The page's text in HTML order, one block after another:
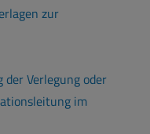
zur
Verlegung oder
im